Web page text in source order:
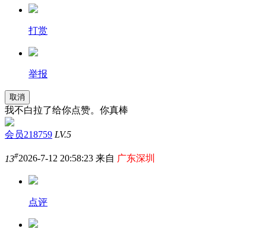
打赏
举报
取消
我不白拉了给你点赞。你真棒
会员218759 LV.5
13#2026-7-12 20:58:23 来自 广东深圳
点评